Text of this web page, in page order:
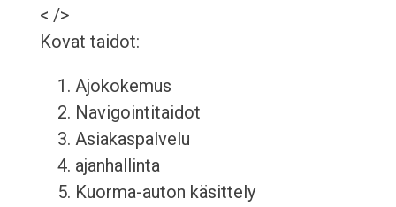
< />
Kovat taidot:
Ajokokemus
Navigointitaidot
Asiakaspalvelu
ajanhallinta
Kuorma-auton käsittely